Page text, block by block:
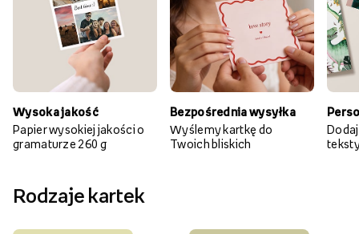
Wysoka jakość
Papier wysokiej jakości o
gramaturze 260 g
Bezpośrednia wysyłka
Wyślemy kartkę do
Twoich bliskich
Rodzaje kartek